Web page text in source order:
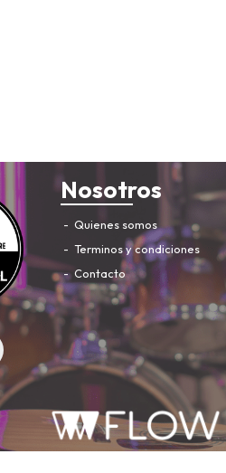
Nosotros
Quienes somos
Terminos y condiciones
Contacto